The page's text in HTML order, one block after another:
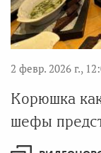
2 февр. 2026 г.,
Корюшка
шефы